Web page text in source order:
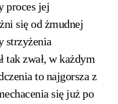
proces jej
się od żmudnej
strzyżenia
tak zwał, w każdym
to najgorsza z
się już po